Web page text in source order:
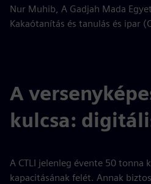
Nur Muhib, A Gadjah Mada
Kakaótanítás és tanulás és ipar
A
kulcsa:
A CTLI jelenleg évente 50 tonna
kapacitásának felét. Annak